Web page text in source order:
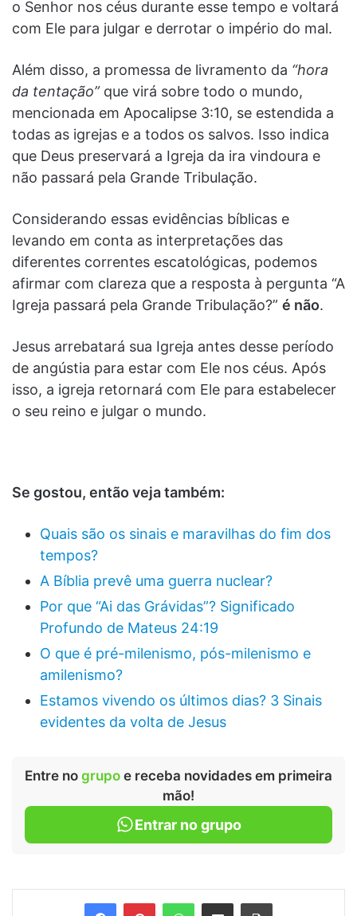
o Senhor nos céus durante esse tempo e voltará
com Ele para julgar e derrotar o império do mal.
Além disso, a promessa de livramento da “hora
da tentação”que virá sobre todo o mundo,
mencionada em Apocalipse 3:10, se estendida a
todas as igrejas e a todos os salvos. Isso indica
que Deus preservará a Igreja da ira vindoura e
não passará pela Grande Tribulação.
Considerando essas evidências bíblicas e
levando em conta as interpretações das
diferentes correntes escatológicas, podemos
afirmar com clareza que a resposta à pergunta “A
Igreja passará pela Grande Tribulação?” é não.
Jesus arrebatará sua Igreja antes desse período
de angústia para estar com Ele nos céus. Após
isso, a igreja retornará com Ele para estabelecer
o seu reino e julgar o mundo.
Se gostou, então veja também:
Quais são os sinais e maravilhas do fim dos
tempos?
A Bíblia prevê uma guerra nuclear?
Por que “Ai das Grávidas”? Significado
Profundo de Mateus 24:19
O que é pré-milenismo, pós-milenismo e
amilenismo?
Estamos vivendo os últimos dias? 3 Sinais
evidentes da volta de Jesus
Entre no grupo e receba novidades em primeira
mão!
Entrar no grupo
FacebookPinterestWhatsApp
Compartilhar via e-mail Imprimir